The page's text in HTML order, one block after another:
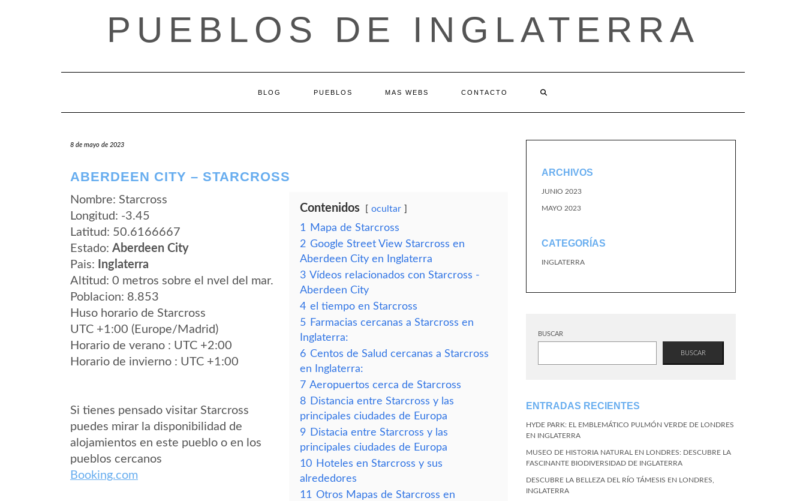
PUEBLOS DE INGLATERRA
BLOG PUEBLOS MAS WEBS CONTACTO
8 de mayo de 2023
ABERDEEN CITY – STARCROSS
Nombre: Starcross
Longitud: -3.45
Latitud: 50.6166667
Estado: Aberdeen City
Pais:
Inglaterra
Altitud: 0 metros sobre el nvel del mar.
Poblacion: 8.853
Huso horario de Starcross
UTC +1:00 (Europe/Madrid)
Horario de verano : UTC +2:00
Horario de invierno : UTC +1:00
Si tienes pensado visitar Starcross
puedes mirar la disponibilidad de
alojamientos en este pueblo o en los
pueblos cercanos
Booking.com
Contenidos ocultar
1
Mapa de Starcross
2 Google Street View Starcross en
Aberdeen City en Inglaterra
3 Vídeos relacionados con Starcross -
Aberdeen City
4 el tiempo en Starcross
5 Farmacias cercanas a Starcross en
Inglaterra:
6 Centos de Salud cercanas a Starcross
en Inglaterra:
7 Aeropuertos cerca de Starcross
8 Distancia entre Starcross y las
principales ciudades de Europa
9 Distacia entre Starcross y las
principales ciudades de Europa
10 Hoteles en Starcross y sus
alrededores
11 Otros Mapas de Starcross en
ARCHIVOS
JUNIO 2023
MAYO 2023
CATEGORÍAS
INGLATERRA
BUSCAR
BUSCAR
ENTRADAS RECIENTES
HYDE PARK: EL EMBLEMÁTICO PULMÓN VERDE DE LONDRES
EN INGLATERRA
MUSEO DE HISTORIA NATURAL EN LONDRES: DESCUBRE LA
FASCINANTE BIODIVERSIDAD DE INGLATERRA
DESCUBRE LA BELLEZA DEL RÍO TÁMESIS EN LONDRES,
INGLATERRA